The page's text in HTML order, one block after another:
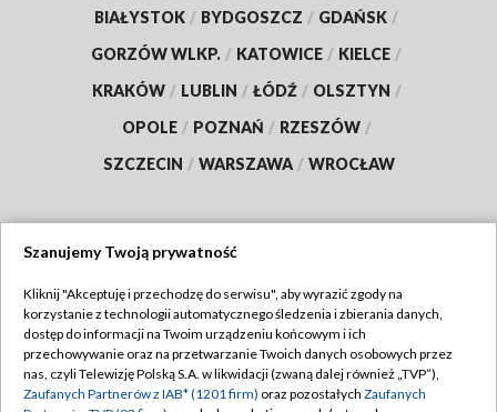
BIAŁYSTOK / BYDGOSZCZ / GDAŃSK /
GORZÓW WLKP. / KATOWICE / KIELCE /
KRAKÓW / LUBLIN / ŁÓDŹ / OLSZTYN /
OPOLE / POZNAŃ / RZESZÓW /
SZCZECIN / WARSZAWA / WROCŁAW
TVP
Abonament TVP
Emisja w TVP
Regulamin TVP
Polityka prywatności
Szanujemy Twoją prywatność
Kliknij "Akceptuję i przechodzę do serwisu", aby wyrazić zgody na
korzystanie z technologii automatycznego śledzenia i zbierania danych,
dostęp do informacji na Twoim urządzeniu końcowym i ich
przechowywanie oraz na przetwarzanie Twoich danych osobowych przez
nas, czyli Telewizję Polską S.A. w likwidacji (zwaną dalej również „TVP”),
Zaufanych Partnerów z IAB* (1201 firm) oraz pozostałych Zaufanych